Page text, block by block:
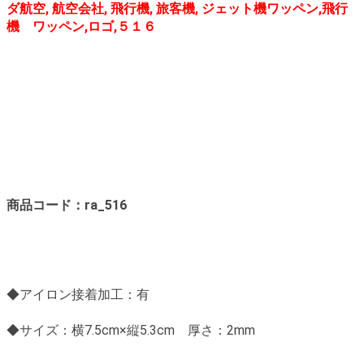
ダ航空, 航空会社, 飛行機, 旅客機, ジェット機ワッペン,飛行
機 ワッペン,ロゴ,５１６
商品コード：ra_516
◆アイロン接着加工：有
◆サイズ：横7.5cm×縦5.3cm 厚さ：2mm